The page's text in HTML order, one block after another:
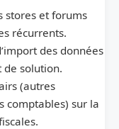
stores et forums
récurrents.
des données
de solution.
(autres
comptables) sur la